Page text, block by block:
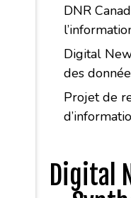
DNR
Digital
des
Projet de
Digital